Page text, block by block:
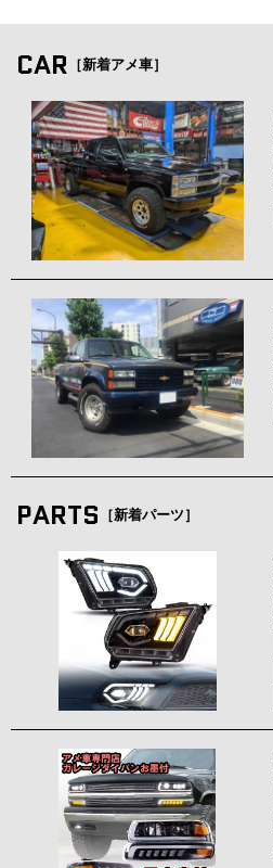
CAR ［新着アメ車］
PARTS ［新着パーツ］